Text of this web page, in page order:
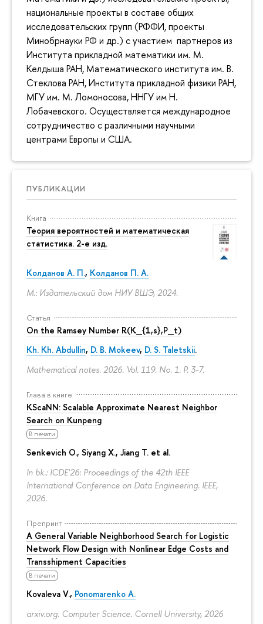
национальные проекты в составе общих
исследовательских групп (РФФИ, проекты
Минобрнауки РФ и др.) с участием партнеров из
Института прикладной математики им. М.
Келдыша РАН, Математического института им. В.
Стеклова РАН, Института прикладной физики РАН,
МГУ им. М. Ломоносова, ННГУ им Н.
Лобачевского. Осуществляется международное
сотрудничество с различными научными
центрами Европы и США.
ПУБЛИКАЦИИ
Книга
Теория вероятностей и математическая
статистика. 2-е изд.
Колданов А. П., Колданов П. А.
М.: Издательский дом НИУ ВШЭ, 2024.
Статья
On the Ramsey Number R(K_{1,s},P_t)
Kh. Kh. Abdullin, D. B. Mokeev, D. S. Taletskii.
Mathematical notes. 2026. Vol. 119. No. 1. P. 3-7.
Глава в книге
KScaNN: Scalable Approximate Nearest Neighbor
Search on Kunpeng
В печати
Senkevich O., Siyang X., Jiang T. et al.
In bk.: ICDE'26: Proceedings of the 42th IEEE
International Conference on Data Engineering. IEEE,
2026.
Препринт
A General Variable Neighborhood Search for Logistic
Network Flow Design with Nonlinear Edge Costs and
Transshipment Capacities
В печати
Kovaleva V., Ponomarenko A.
arxiv.org. Computer Science. Cornell University, 2026